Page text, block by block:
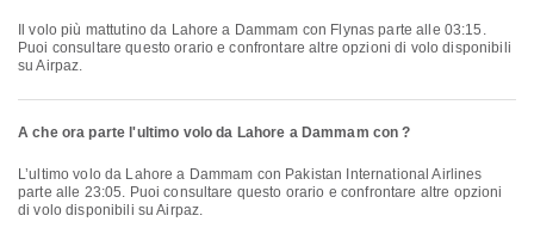
Puoi consultare questo orario e confrontare altre opzioni di volo disponibili
su Airpaz.
A che ora parte l'ultimo volo da Lahore a Dammam con ?
L’ultimo volo da Lahore a Dammam con Pakistan International Airlines
parte alle 23:05. Puoi consultare questo orario e confrontare altre opzioni
di volo disponibili su Airpaz.